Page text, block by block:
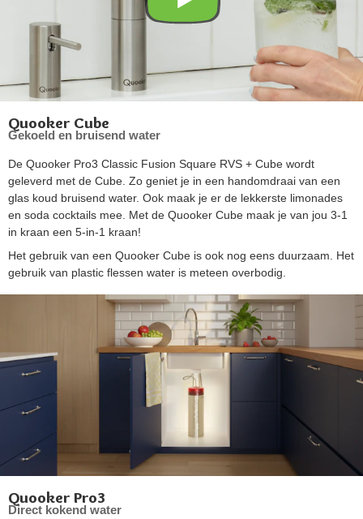
Quooker Cube
Gekoeld en bruisend water
De Quooker Pro3 Classic Fusion Square RVS + Cube wordt
geleverd met de Cube. Zo geniet je in een handomdraai van een
glas koud bruisend water. Ook maak je er de lekkerste limonades
en soda cocktails mee. Met de Quooker Cube maak je van jou 3-1
in kraan een 5-in-1 kraan!
Het gebruik van een Quooker Cube is ook nog eens duurzaam. Het
gebruik van plastic flessen water is meteen overbodig.
Quooker Pro3
Direct kokend water